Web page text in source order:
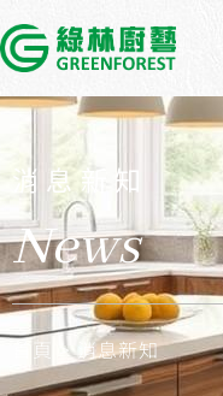
消息新知
News
首頁 > 消息新知